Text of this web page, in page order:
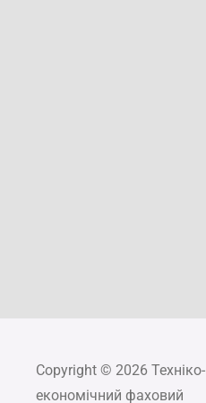
Copyright © 2026 Техніко-
економічний фаховий